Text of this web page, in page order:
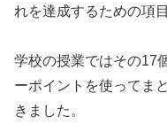
れを達成するための項
学校の授業ではその17
ーポイントを使ってま
きました。